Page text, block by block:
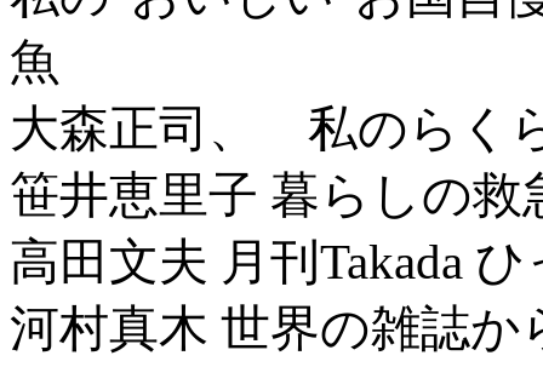
魚
大森正司、 私のらく
笹井恵里子 暮らしの救
高田文夫 月刊Takada
河村真木 世界の雑誌か